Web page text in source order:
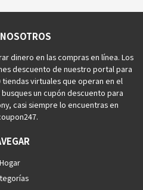
dinero en las compras en línea. Los
descuento de nuestro portal para
virtuales que operan en el
un cupón descuento para
casi siempre lo encuentras en
Hogar